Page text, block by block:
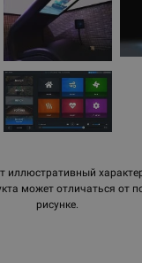
иллюстративный
может отличаться от
рисунке.